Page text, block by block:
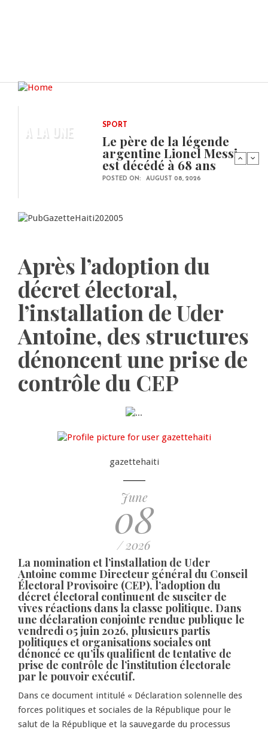
A LA UNE SPORT
Le père de la légende
argentine Lionel Messi
est décédé à 68 ans
POSTED ON: AUGUST 08, 2026
Après l’adoption du
décret électoral,
l’installation de Uder
Antoine, des structures
dénoncent une prise de
contrôle du CEP
gazettehaiti
June
08
/ 2026
La nomination et l’installation de Uder
Antoine comme Directeur général du Conseil
Électoral Provisoire (CEP), l’adoption du
décret électoral continuent de susciter de
vives réactions dans la classe politique. Dans
une déclaration conjointe rendue publique le
vendredi 05 juin 2026, plusieurs partis
politiques et organisations sociales ont
dénoncé ce qu’ils qualifient de tentative de
prise de contrôle de l’institution électorale
par le pouvoir exécutif.
Dans ce document intitulé « Déclaration solennelle des
forces politiques et sociales de la République pour le
salut de la République et la sauvegarde du processus